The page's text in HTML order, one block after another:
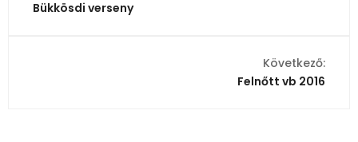
Bükkösdi verseny
Következő:
Felnőtt vb 2016